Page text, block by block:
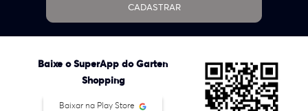
CADASTRAR
Baixe o SuperApp do Garten
Shopping
Baixar na Play Store